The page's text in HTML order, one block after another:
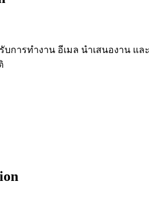
การทำงาน อีเมล นำเสนองาน และ